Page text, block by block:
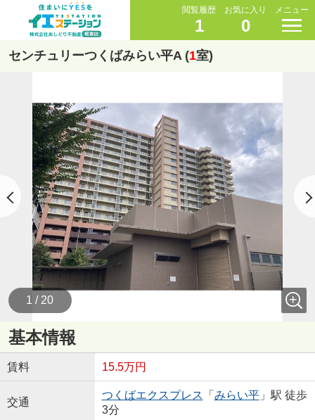
閲覧履歴
1
お気に入り
0
メニュー
センチュリーつくばみらい平A (1室)
1 / 20
基本情報
賃料 15.5万円
交通
つくばエクスプレス 「 みらい平」駅 徒歩
3分